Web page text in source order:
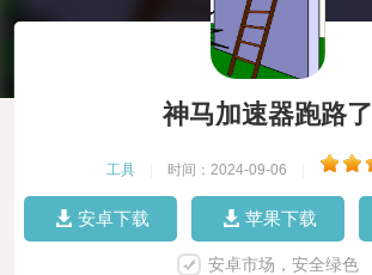
神马加速器跑路了
工具 时间：2024-09-06
安卓下载 苹果下载
安卓市场，安全绿色